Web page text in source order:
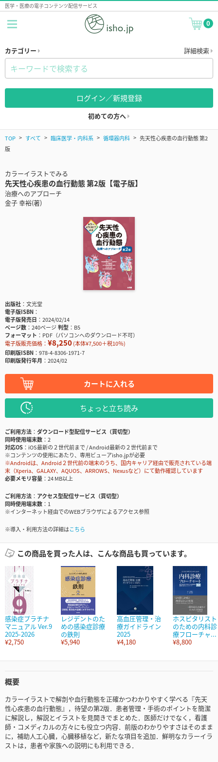
医学・医療の電子コンテンツ配信サービス
0
カテゴリー 詳細検索
ログイン／新規登録
初めての方へ
TOP すべて 臨床医学・内科系 循環器内科
先天性心疾患の血行動態 第2
版
カラーイラストでみる
先天性心疾患の血行動態 第2版【電子版】
治療へのアプローチ
金子 幸裕(著)
出版社
文光堂
電子版ISBN
電子版発売日
2024/02/14
ページ数
240ページ判型
B5
フォーマット
PDF（パソコンへのダウンロード不可）
電子版販売価格： ¥8,250(本体¥7,500＋税10％)
印刷版ISBN
978-4-8306-1971-7
印刷版発行年月
2024/02
カートに入れる
ちょっと立ち読み
ご利用方法
ダウンロード型配信サービス（買切型）
同時使用端末数
2
対応OS
iOS最新の２世代前まで / Android最新の２世代前まで
※コンテンツの使用にあたり、専用ビューアisho.jpが必要
※Androidは、Android２世代前の端末のうち、国内キャリア経由で販売されている端
末（Xperia、GALAXY、AQUOS、ARROWS、Nexusなど）にて動作確認しています
必要メモリ容量
24 MB以上
ご利用方法
アクセス型配信サービス（買切型）
同時使用端末数
1
※インターネット経由でのWEBブラウザによるアクセス参照
※導入・利用方法の詳細はこちら
この商品を買った人は、こんな商品も買っています。
感染症プラチナ
マニュアル Ver.9
2025-2026
¥2,750
レジデントのた
めの感染症診療
の鉄則
¥5,940
高血圧管理・治
療ガイドライン
2025
¥4,180
ホスピタリスト
のための内科診
療フローチャ...
¥8,800
概要
カラーイラストで解剖や血行動態を正確かつわかりやすく学べる『先天
性心疾患の血行動態』，待望の第2版．患者管理・手術のポイントを簡潔
に解説し，解説とイラストを見開きでまとめた．医師だけでなく，看護
師・コメディカルの方々にも役立つ内容．前版のわかりやすさはそのまま
に，補助人工心臓，心臓移植など，新たな項目を追加．鮮明なカラーイラ
ストは，患者や家族への説明にも利用できる．